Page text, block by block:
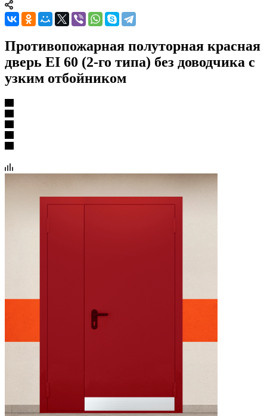
Противопожарная полуторная красная
дверь EI 60 (2-го типа) без доводчика с
узким отбойником